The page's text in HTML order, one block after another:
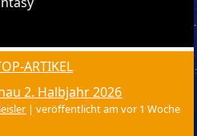
ARTIKEL
2. Halbjahr 2026
|veröffentlicht am vor 1 Woche